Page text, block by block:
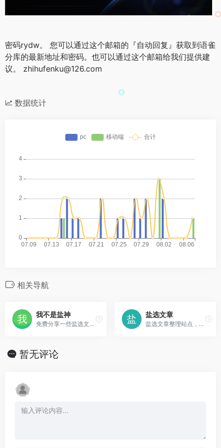
密码rydw。 您可以通过这个邮箱的『自动回复』获取到语雀
分库的最新地址和密码。也可以通过这个邮箱给我们提供建
议。 zhihufenku@126.com
数据统计
相关导航
我不是盐神
免费分享一些盐选文章，知乎免费阅读网站
盐选文章
盐选文章整理站点，霸总专栏密码【1234】
暂无评论